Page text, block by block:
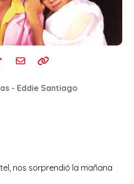
- Eddie Santiago
nos sorprendió la mañana